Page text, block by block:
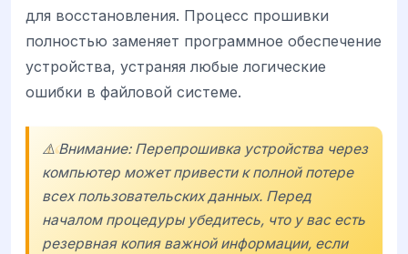
для восстановления. Процесс прошивки
полностью заменяет программное обеспечение
устройства, устраняя любые логические
ошибки в файловой системе.
⚠️ Внимание: Перепрошивка устройства через
компьютер может привести к полной потере
всех пользовательских данных. Перед
началом процедуры убедитесь, что у вас есть
резервная копия важной информации, если